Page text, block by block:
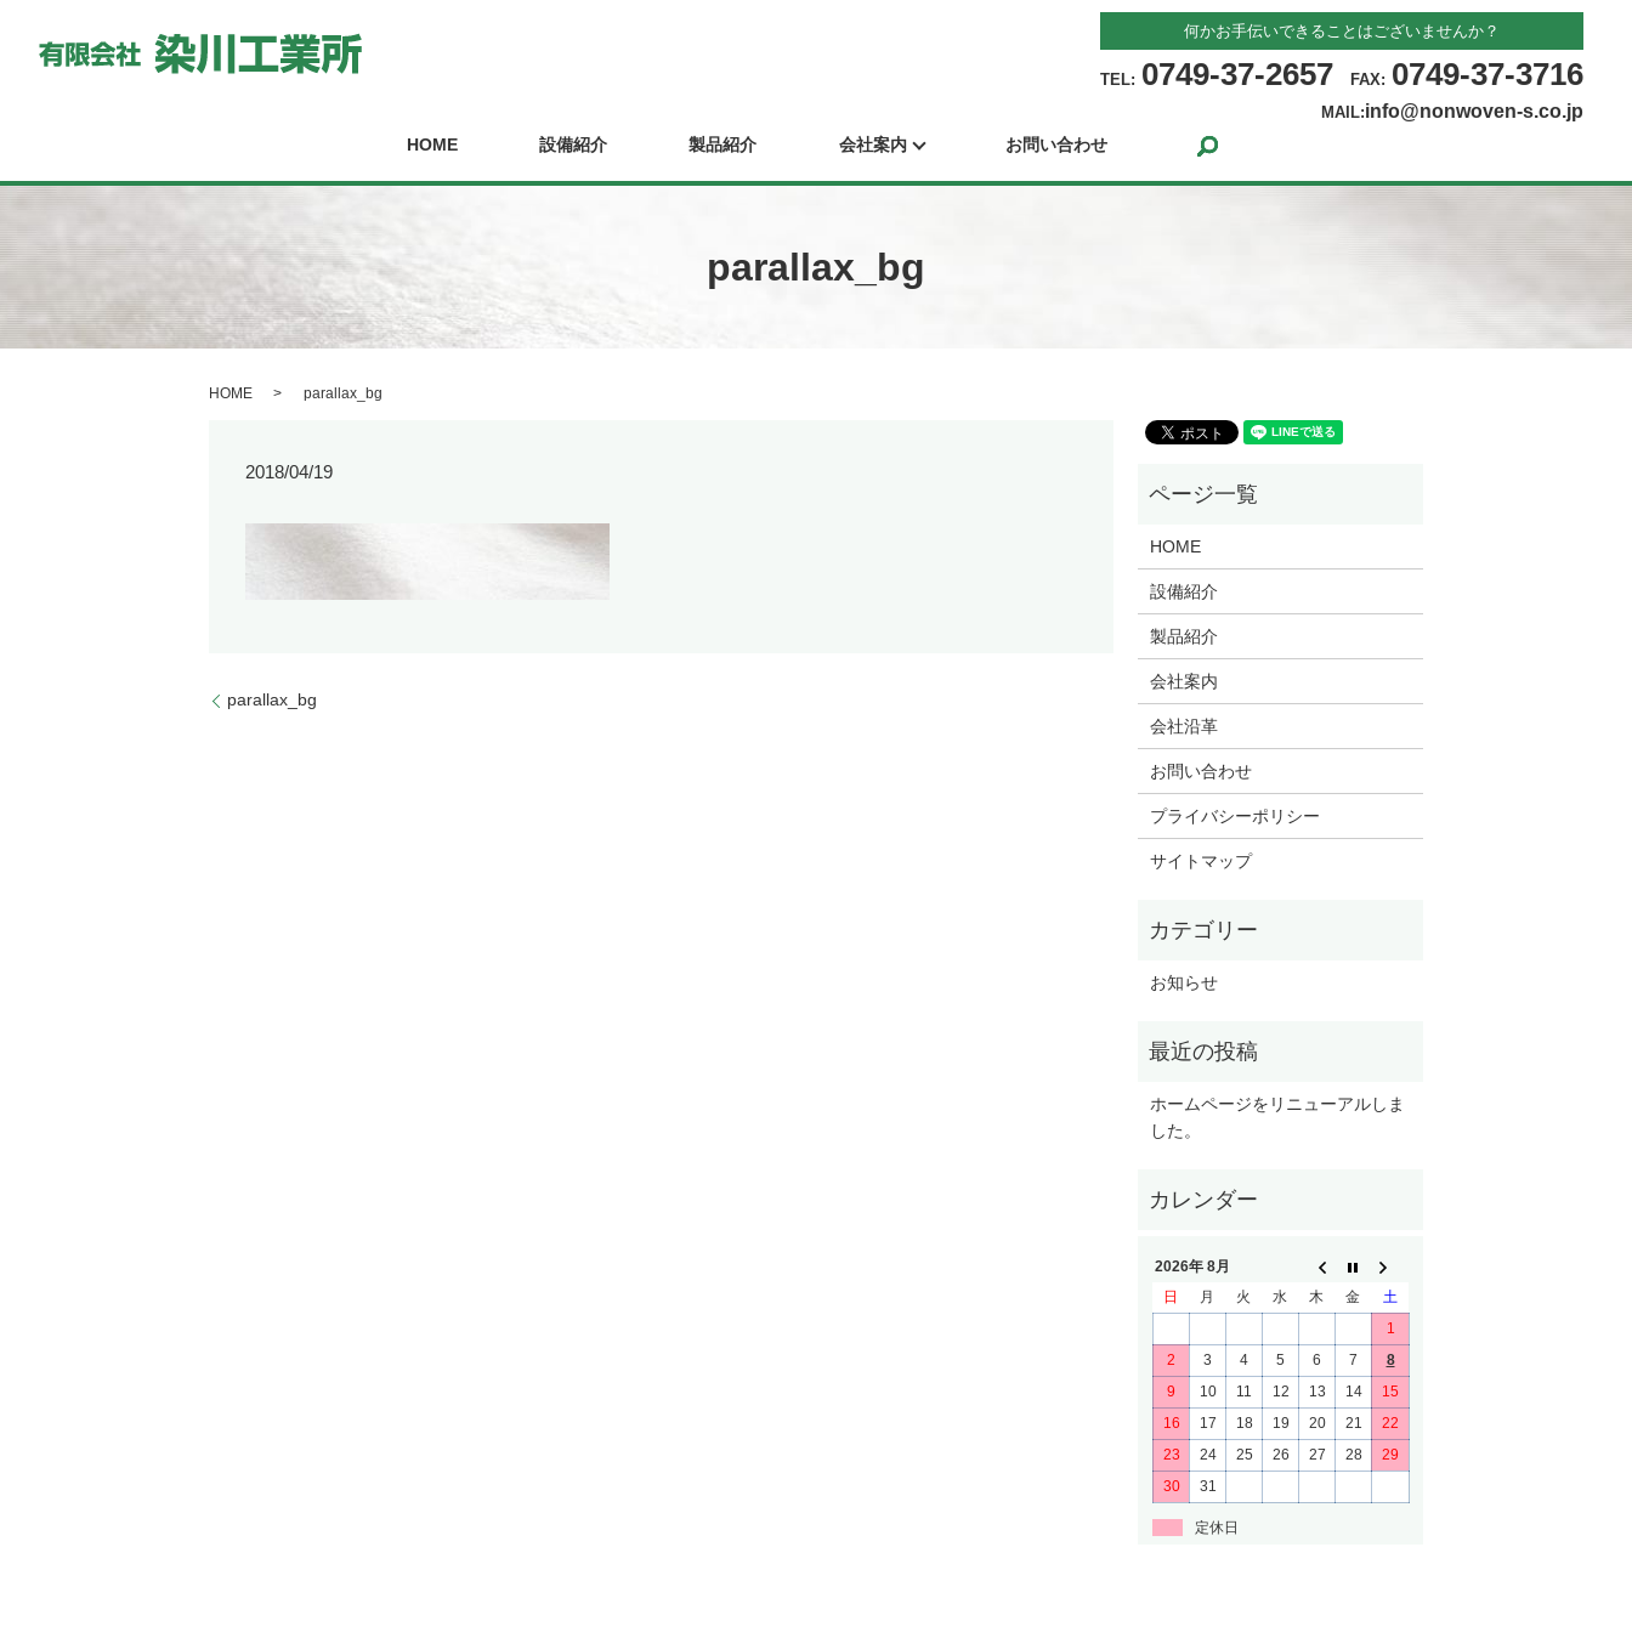
何かお手伝いできることはございませんか？
TEL: 0749-37-2657 FAX: 0749-37-3716
MAIL:info@nonwoven-s.co.jp
HOME 設備紹介 製品紹介 会社案内 お問い合わせ
parallax_bg
HOME parallax_bg
2018/04/19
parallax_bg
HOME
設備紹介
製品紹介
会社案内
会社沿革
お問い合わせ
プライバシーポリシー
サイトマップ
お知らせ
ホームページをリニューアルしま
した。
2026年 8月
日
月 火 水 木 金
土
1
2
3 4 5 6 7
8
9
10 11 12 13 14
15
16
17 18 19 20 21
22
23
24 25 26 27 28
29
30
31
定休日